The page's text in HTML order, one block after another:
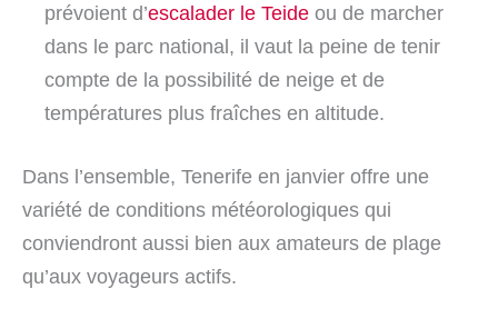
prévoient d’escalader le Teide ou de marcher
dans le parc national, il vaut la peine de tenir
compte de la possibilité de neige et de
températures plus fraîches en altitude.
Dans l’ensemble, Tenerife en janvier offre une
variété de conditions météorologiques qui
conviendront aussi bien aux amateurs de plage
qu’aux voyageurs actifs.